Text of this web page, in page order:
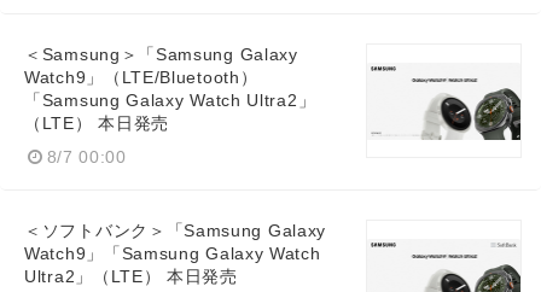
＜Samsung＞「Samsung Galaxy
Watch9」（LTE/Bluetooth）
「Samsung Galaxy Watch Ultra2」
（LTE） 本日発売
8/7 00:00
＜ソフトバンク＞「Samsung Galaxy
Watch9」「Samsung Galaxy Watch
Ultra2」（LTE） 本日発売